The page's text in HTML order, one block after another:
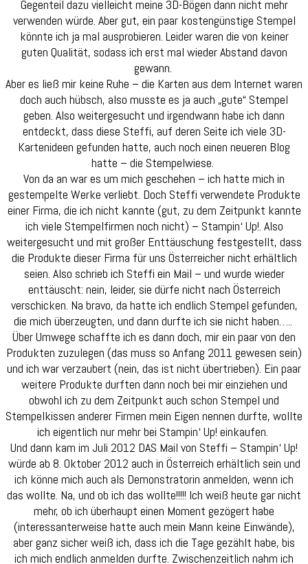
Gegenteil dazu vielleicht meine 3D-Bögen dann nicht mehr
verwenden würde. Aber gut, ein paar kostengünstige Stempel
könnte ich ja mal ausprobieren. Leider waren die von keiner
guten Qualität, sodass ich erst mal wieder Abstand davon
gewann.
Aber es ließ mir keine Ruhe – die Karten aus dem Internet waren
doch auch hübsch, also musste es ja auch „gute“ Stempel
geben. Also weitergesucht und irgendwann habe ich dann
entdeckt, dass diese Steffi, auf deren Seite ich viele 3D-
Kartenideen gefunden hatte, auch noch einen neueren Blog
hatte – die Stempelwiese.
Von da an war es um mich geschehen – ich hatte mich in
gestempelte Werke verliebt. Doch Steffi verwendete Produkte
einer Firma, die ich nicht kannte (gut, zu dem Zeitpunkt kannte
ich viele Stempelfirmen noch nicht) – Stampin‘ Up!. Also
weitergesucht und mit großer Enttäuschung festgestellt, dass
die Produkte dieser Firma für uns Österreicher nicht erhältlich
seien. Also schrieb ich Steffi ein Mail – und wurde wieder
enttäuscht: nein, leider, sie dürfe nicht nach Österreich
verschicken. Na bravo, da hatte ich endlich Stempel gefunden,
die mich überzeugten, und dann durfte ich sie nicht haben…..
Über Umwege schaffte ich es dann doch, mir ein paar von den
Produkten zuzulegen (das muss so Anfang 2011 gewesen sein)
und ich war verzaubert (nein, das ist nicht übertrieben). Ein paar
weitere Produkte durften dann noch bei mir einziehen und
obwohl ich zu dem Zeitpunkt auch schon Stempel und
Stempelkissen anderer Firmen mein Eigen nennen durfte, wollte
ich eigentlich nur mehr bei Stampin‘ Up! einkaufen.
Und dann kam im Juli 2012 DAS Mail von Steffi – Stampin‘ Up!
würde ab 8. Oktober 2012 auch in Österreich erhältlich sein und
ich könne mich auch als Demonstratorin anmelden, wenn ich
das wollte. Na, und ob ich das wollte!!!!! Ich weiß heute gar nicht
mehr, ob ich überhaupt einen Moment gezögert habe
(interessanterweise hatte auch mein Mann keine Einwände),
aber ganz sicher weiß ich, dass ich die Tage gezählt habe, bis
ich mich endlich anmelden durfte. Zwischenzeitlich nahm ich